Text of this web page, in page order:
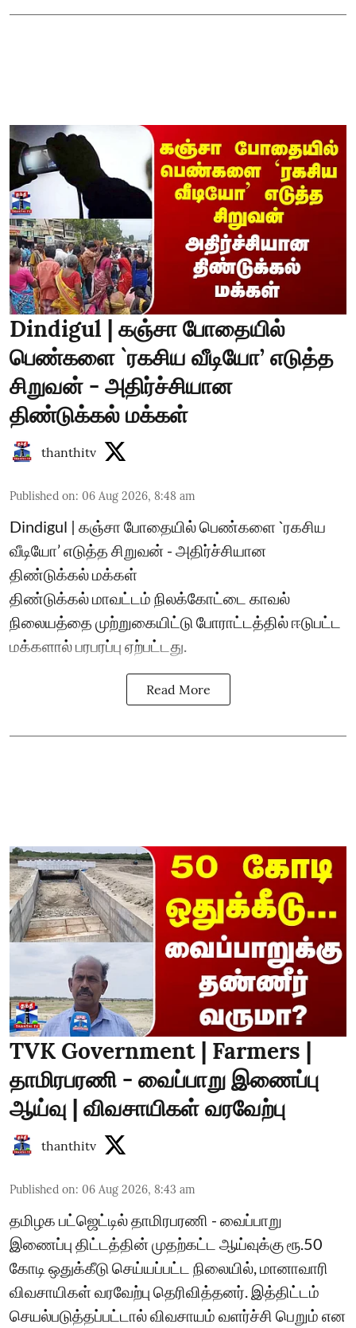
Dindigul | கஞ்சா போதையில்
பெண்களை `ரகசிய வீடியோ’ எடுத்த
சிறுவன் - அதிர்ச்சியான
திண்டுக்கல் மக்கள்
thanthitv
Published on: 06 Aug 2026, 8:48 am
Dindigul | கஞ்சா போதையில் பெண்களை `ரகசிய
வீடியோ’ எடுத்த சிறுவன் - அதிர்ச்சியான
திண்டுக்கல் மக்கள்
திண்டுக்கல் மாவட்டம் நிலக்கோட்டை காவல்
நிலையத்தை முற்றுகையிட்டு போராட்டத்தில் ஈடுபட்ட
மக்களால் பரபரப்பு ஏற்பட்டது.
Read More
TVK Government | Farmers |
தாமிரபரணி - வைப்பாறு இணைப்பு
ஆய்வு | விவசாயிகள் வரவேற்பு
thanthitv
Published on: 06 Aug 2026, 8:43 am
தமிழக பட்ஜெட்டில் தாமிரபரணி - வைப்பாறு
இணைப்பு திட்டத்தின் முதற்கட்ட ஆய்வுக்கு ரூ.50
கோடி ஒதுக்கீடு செய்யப்பட்ட நிலையில், மானாவாரி
விவசாயிகள் வரவேற்பு தெரிவித்தனர். இத்திட்டம்
செயல்படுத்தப்பட்டால் விவசாயம் வளர்ச்சி பெறும் என